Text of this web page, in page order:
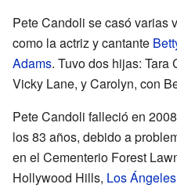
Pete Candoli se casó varias
como la actriz y cantante
Adams. Tuvo dos hijas: Tara
Vicky Lane, y Carolyn, con
Pete Candoli falleció en
los 83 años, debido a
en el Cementerio Forest
Hollywood Hills, Los Ángeles